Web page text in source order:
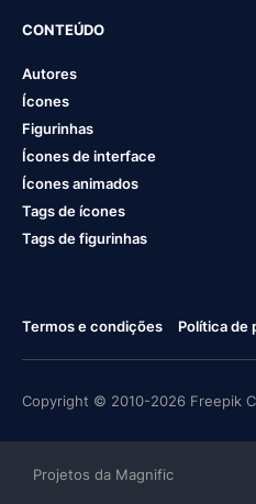
CONTEÚDO
Autores
Ícones
Figurinhas
Ícones de interface
Ícones animados
Tags de ícones
Tags de figurinhas
Termos e condições Política de
Copyright © 2010-2026 Freepik
Projetos da Magnific